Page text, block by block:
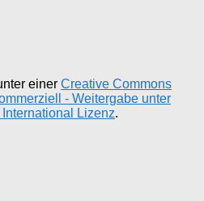
einer Creative Commons
- Weitergabe unter
Lizenz.